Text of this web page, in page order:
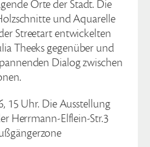
Orte der Stadt. Die
und Aquarelle
Streetart entwickelten
Theeks gegenüber und
Dialog zwischen
15 Uhr. Die Ausstellung
Herrmann-Elflein-Str.3